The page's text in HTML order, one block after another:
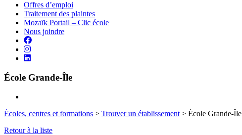
Offres d’emploi
Traitement des plaintes
Mozaïk Portail – Clic école
Nous joindre
École Grande-Île
Écoles, centres et formations > Trouver un établissement > École Grande-Île
Retour à la liste